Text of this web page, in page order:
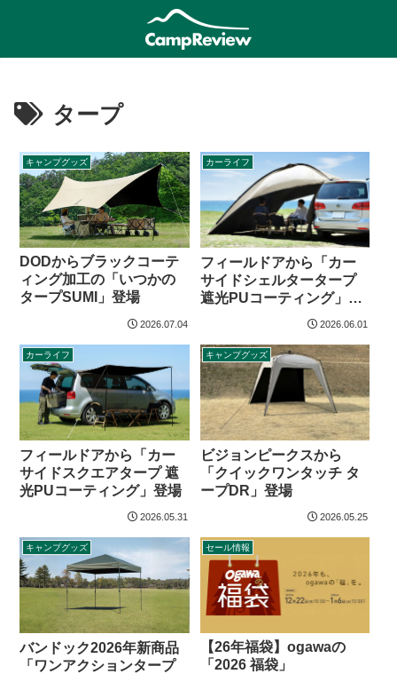
タープ
キャンプグッズ
DODからブラックコーテ
ィング加工の「いつかの
タープSUMI」登場
2026.07.04
カーライフ
フィールドアから「カー
サイドシェルタータープ
遮光PUコーティング」登
2026.06.01
カーライフ
フィールドアから「カー
サイドスクエアタープ 遮
光PUコーティング」登場
2026.05.31
キャンプグッズ
ビジョンピークスから
「クイックワンタッチ タ
ープDR」登場
2026.05.25
キャンプグッズ
バンドック2026年新商品
「ワンアクションタープ
セール情報
【26年福袋】ogawaの
「2026 福袋」